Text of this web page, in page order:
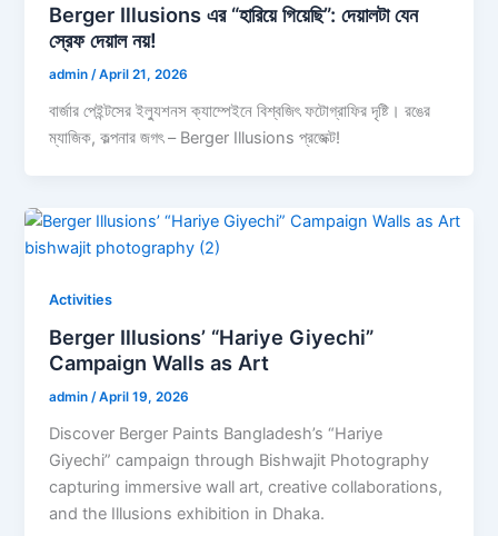
Berger Illusions এর “হারিয়ে গিয়েছি”: দেয়ালটা যেন
স্রেফ দেয়াল নয়!
admin/April 21, 2026
বার্জার পেইন্টসের ইল্যুশনস ক্যাম্পেইনে বিশ্বজিৎ ফটোগ্রাফির দৃষ্টি। রঙের
ম্যাজিক, কল্পনার জগৎ – Berger Illusions প্রজেক্ট!
Activities
Berger Illusions’ “Hariye Giyechi”
Campaign Walls as Art
admin/April 19, 2026
Discover Berger Paints Bangladesh’s “Hariye
Giyechi” campaign through Bishwajit Photography
capturing immersive wall art, creative collaborations,
and the Illusions exhibition in Dhaka.